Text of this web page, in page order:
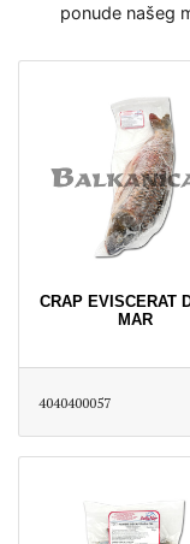
ponude našeg
CRAP EVISCERAT
MAR
4040400057